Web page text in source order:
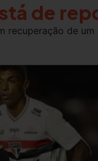
de
recuperação de